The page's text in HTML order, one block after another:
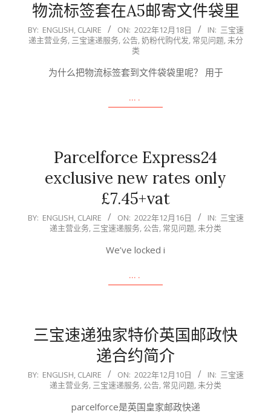
物流标签套在A5邮寄文件袋里
2022-
12-
BY: ENGLISH, CLAIRE ON: 2022年12月18日 IN: 三宝速
递主营业务, 三宝速递服务, 公告,奶粉代购代发, 常见问题,未分
类
为什么把物流标签套到文件袋袋里呢？ 用于
….
Parcelforce Express24
exclusive new rates only
£7.45+vat
2022-
BY: ENGLISH, CLAIRE ON: 2022年12月16日 IN: 三宝速
递主营业务, 三宝速递服务, 公告, 常见问题,未分类
We’ve locked i
….
三宝速递独家特价英国邮政快
递合约简介
2022-
BY: ENGLISH, CLAIRE ON: 2022年12月10日 IN: 三宝速
递主营业务, 三宝速递服务, 公告, 常见问题,未分类
parcelforce是英国皇家邮政快递